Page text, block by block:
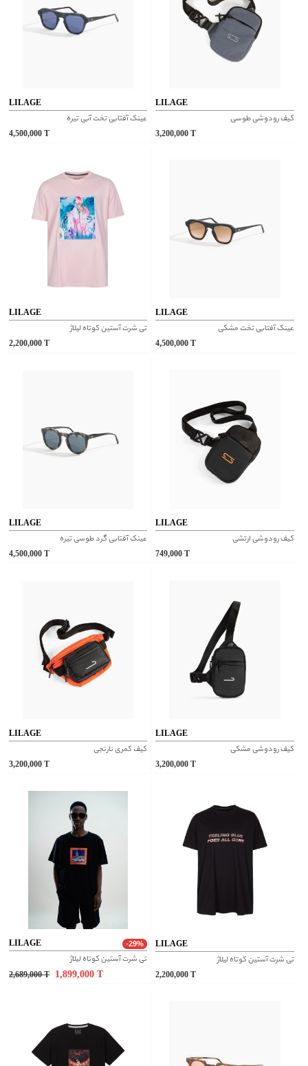
LILAGE
عینک آفتابی تخت آبی تیره
4,500,000
LILAGE
کیف رودوشی طوسی
3,200,000
LILAGE
تی شرت آستین کوتاه لیلاژ
2,200,000
LILAGE
عینک آفتابی تخت مشکی
4,500,000
LILAGE
عینک آفتابی گرد طوسی تیره
4,500,000
LILAGE
کیف رودوشی ارتشی
749,000
LILAGE
کیف کمری نارنجی
3,200,000
LILAGE
کیف رودوشی مشکی
3,200,000
LILAGE -29%
تی شرت آستین کوتاه لیلاژ
2,689,000 T 1,899,000
LILAGE
تی شرت آستین کوتاه لیلاژ
2,200,000